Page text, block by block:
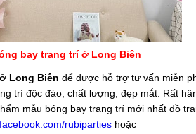
bay trang trí ở Long Biên
Long Biên để được hỗ trợ tư vấn miễn
trí độc đáo, chất lượng, đẹp mắt. Rất
mẫu bóng bay trang trí mới nhất đồ
rubiparties hoặc